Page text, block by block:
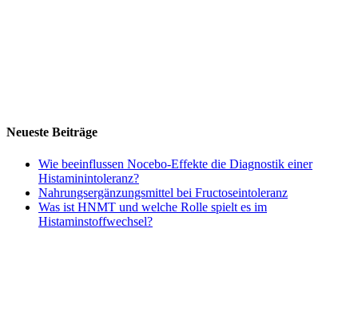
Neueste Beiträge
Wie beeinflussen Nocebo‑Effekte die Diagnostik einer
Histaminintoleranz?
Nahrungsergänzungsmittel bei Fructoseintoleranz
Was ist HNMT und welche Rolle spielt es im
Histaminstoffwechsel?